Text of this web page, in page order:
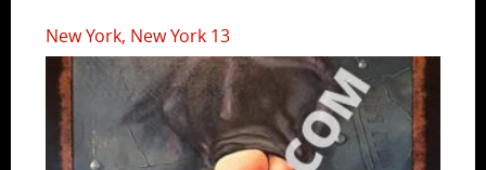
New York, New York 13